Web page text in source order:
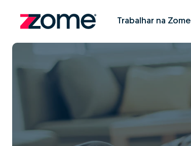
Trabalhar na Zome